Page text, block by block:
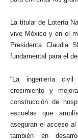
La titular de Lotería
vive México y en el
Presidenta Claudia
fundamental para el
“La ingeniería civil
crecimiento y
construcción de
escuelas que
aseguran el acceso
también en